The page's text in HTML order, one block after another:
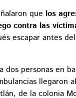
que los
contra las
escapar antes
dos personas en
llegaron
de la colonia